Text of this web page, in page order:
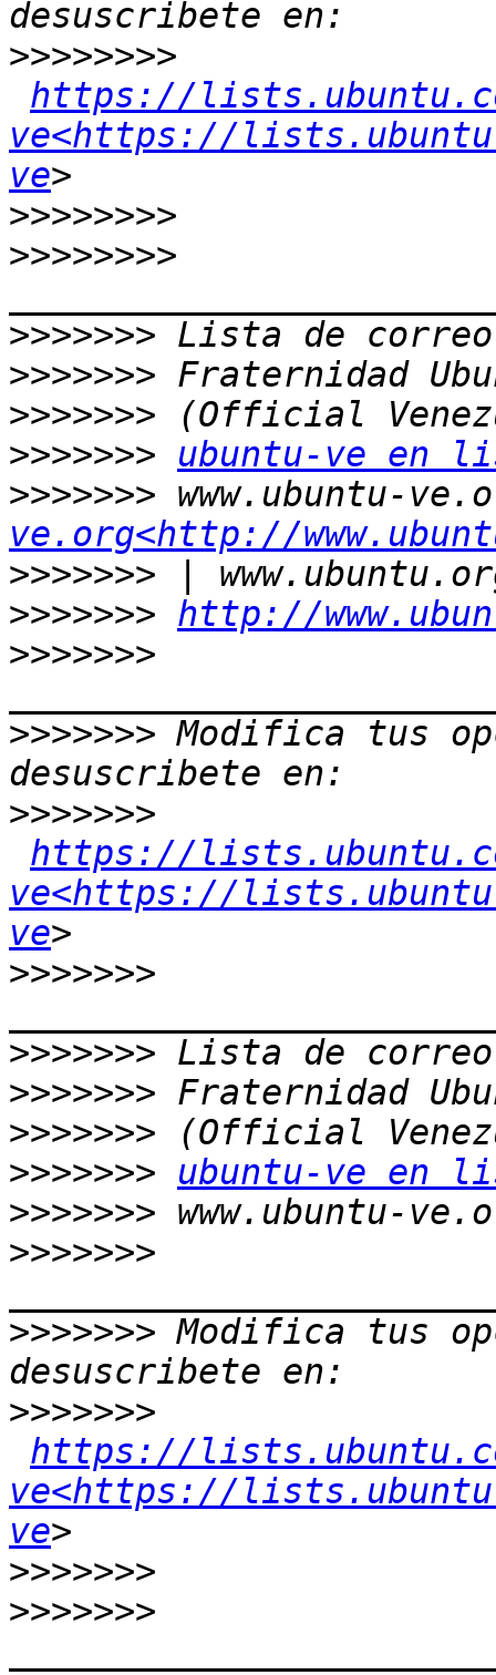
>>>>>>>>
https://
ve<https://
ve
>>>>>>>>
>>>>>>>>
>>>>>>>
>>>>>>>
>>>>>>>
>>>>>>>
ubuntu-ve en
>>>>>>> www.ubuntu-
ve.org<http://
>>>>>>>
>>>>>>> http://
>>>>>>>
>>>>>>> Modifica tus
>>>>>>>
https://
ve<https://
ve
>>>>>>>
>>>>>>>
>>>>>>>
>>>>>>>
>>>>>>>
ubuntu-ve en
>>>>>>>
>>>>>>>
>>>>>>> Modifica tus
>>>>>>>
https://
ve<https://
ve
>>>>>>>
>>>>>>>